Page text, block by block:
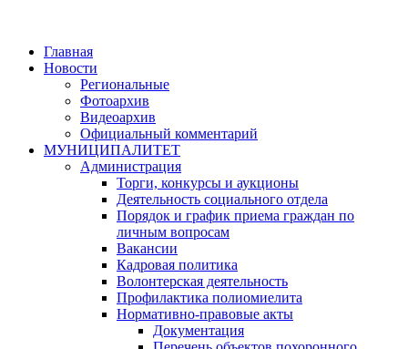
Главная
Новости
Региональные
Фотоархив
Видеоархив
Официальный комментарий
МУНИЦИПАЛИТЕТ
Администрация
Торги, конкурсы и аукционы
Деятельность социального отдела
Порядок и график приема граждан по
личным вопросам
Вакансии
Кадровая политика
Волонтерская деятельность
Профилактика полиомиелита
Нормативно-правовые акты
Документация